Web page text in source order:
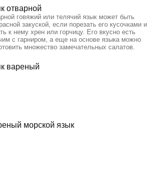
отварной
говяжий или телячий язык может быть
закуской, если порезать его кусочками и
к нему хрен или горчицу. Его вкусно есть
с гарниром, а еще на основе языка можно
множество замечательных салатов.
вареный
морской язык